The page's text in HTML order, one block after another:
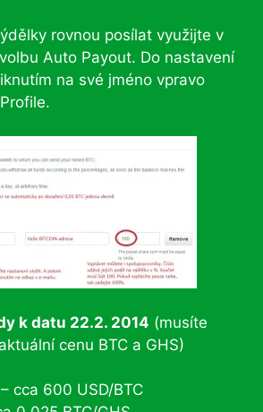
rovnou posílat využijte v
Auto Payout. Do nastavení
na své jméno vpravo
k datu 22.2. 2014 (musíte
cenu BTC a GHS)
cca 600 USD/BTC